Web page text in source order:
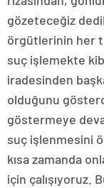
gözeteceğiz
örgütlerinin her
suç işlemekte
iradesinden
olduğunu
göstermeye
suç işlenmesini
kısa zamanda
için çalışıyoruz.